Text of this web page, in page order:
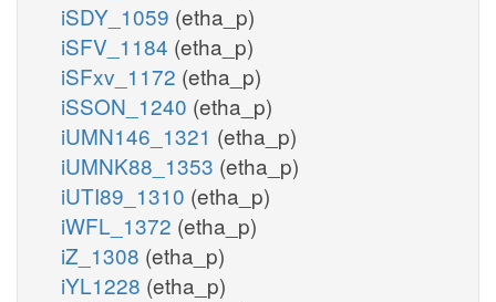
iSDY_1059 (etha_p)
iSFV_1184 (etha_p)
iSFxv_1172 (etha_p)
iSSON_1240 (etha_p)
iUMN146_1321 (etha_p)
iUMNK88_1353 (etha_p)
iUTI89_1310 (etha_p)
iWFL_1372 (etha_p)
iZ_1308 (etha_p)
iYL1228 (etha_p)